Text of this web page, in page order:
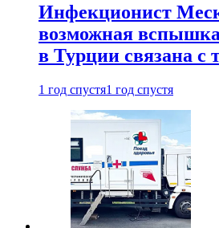
Инфекционист
возможная
в Турции связана с
1 год спустя1 год спустя